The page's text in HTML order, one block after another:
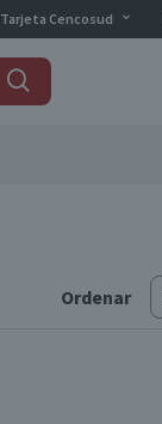
Tarjeta Cencosud
Ordenar